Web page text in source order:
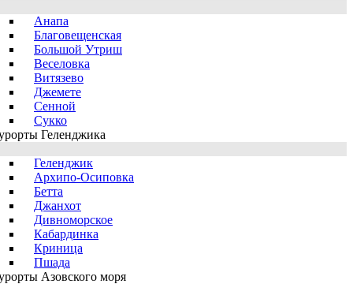
Анапа
Благовещенская
Большой Утриш
Веселовка
Витязево
Джемете
Сенной
Сукко
Геленджика
Геленджик
Архипо-Осиповка
Бетта
Джанхот
Дивноморское
Кабардинка
Криница
Пшада
Азовского моря